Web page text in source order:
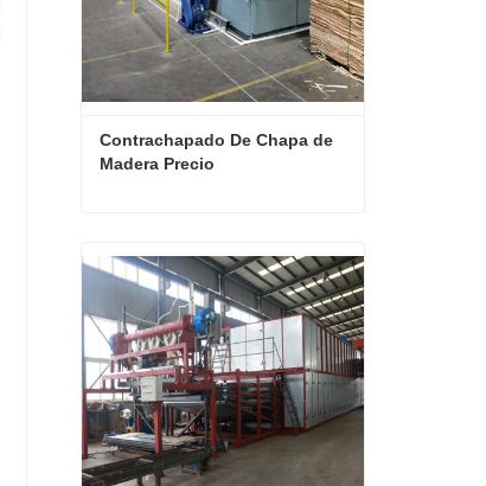
Contrachapado De Chapa de
Madera Precio
Contactar ahora